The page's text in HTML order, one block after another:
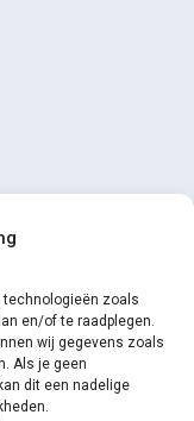
technologieën zoals
en/of te raadplegen.
wij gegevens zoals
Als je geen
dit een nadelige
0%
0%
0%